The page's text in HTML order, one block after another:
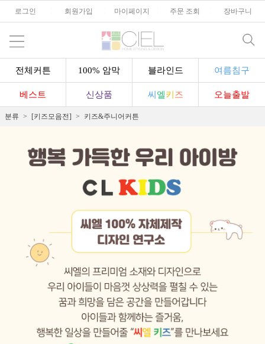
로그인 회원가입 마이페이지 주문 조회 장바구니
전체커튼 100% 암막 블라인드 여름침구
베스트 신상품 씨 엘키 즈 오늘출발
분류 [키즈모음전] 키즈&주니어커튼